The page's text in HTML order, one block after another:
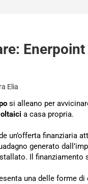
Elia
si alleano per
a casa propria.
un’offerta finanziaria
generato
Il finanziamento
una delle forme